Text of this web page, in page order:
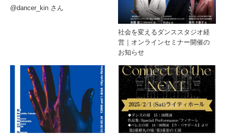
@dancer_kin さん
社会を変えるダンススタジオ経
営｜オンラインセミナー開催の
お知らせ